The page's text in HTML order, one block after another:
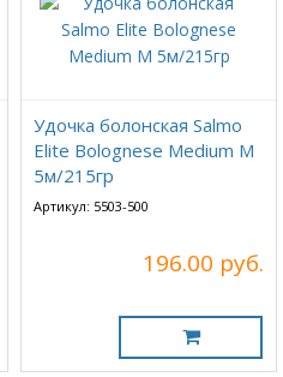
Удочка болонская Salmo
Elite Bolognese Medium M
5м/215гр
Артикул: 5503-500
196.00 руб.